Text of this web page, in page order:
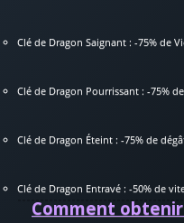
Clé de Dragon Saignant : -75% de
Clé de Dragon Pourrissant : -75%
Clé de Dragon Éteint : -75% de
Clé de Dragon Entravé : -50% de
Comment